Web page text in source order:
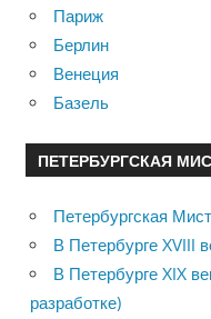
Париж
Берлин
Венеция
Базель
ПЕТЕРБУРГСКАЯ
Петербургская
В Петербурге XVIII
В Петербурге XIX
разработке)